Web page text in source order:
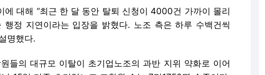
에 대해 “최근 한 달 동안 탈퇴 신청이 4000건 가까이 몰리
행정 지연이라는 입장을 밝혔다. 노조 측은 하루 수백건씩
명했다.
들의 대규모 이탈이 초기업노조의 과반 지위 약화로 이어